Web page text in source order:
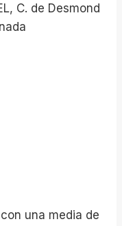
C. de Desmond
una media de